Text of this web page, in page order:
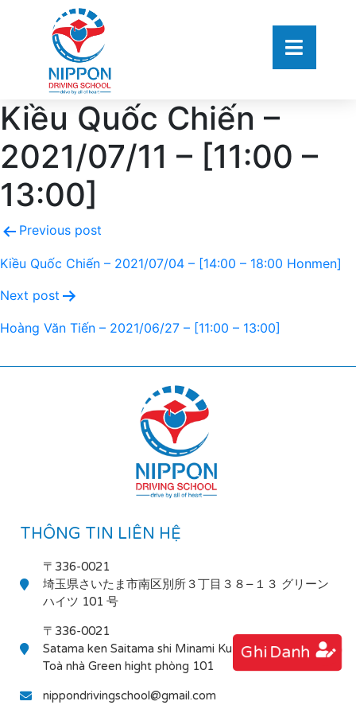
Kiều Quốc Chiến –
2021/07/11 – [11:00 –
13:00]
Previous post
Kiều Quốc Chiến – 2021/07/04 – [14:00 – 18:00 Honmen]
Next post
Hoàng Văn Tiến – 2021/06/27 – [11:00 – 13:00]
Ghi Danh
THÔNG TIN LIÊN HỆ
〒336-0021
埼玉県さいたま市南区別所３丁目３８−１３ グリーン
ハイツ 101 号
〒336-0021
Satama ken Saitama shi Minami Ku Bessho 3-38-13
Toà nhà Green hight phòng 101
nippondrivingschool@gmail.com